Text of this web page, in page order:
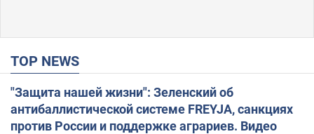
TOP NEWS
"Защита нашей жизни": Зеленский об
антибаллистической системе FREYJA, санкциях
против России и поддержке аграриев. Видео